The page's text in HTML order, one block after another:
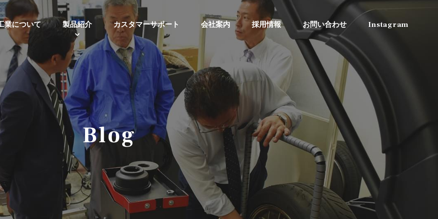
業について 製品紹介 カスタマーサポート 会社案内 採用情報 お問い合わせ Instagram
Blog